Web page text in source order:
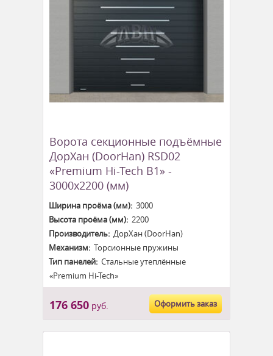
Ворота секционные подъёмные
ДорХан (DoorHan) RSD02
«Premium Hi-Tech B1» -
3000x2200 (мм)
Ширина проёма (мм):3000
Высота проёма (мм):2200
Производитель:ДорХан (DoorHan)
Механизм:Торсионные пружины
Тип панелей:Стальные утеплённые
«Premium Hi-Tech»
176 650руб. Оформить заказ